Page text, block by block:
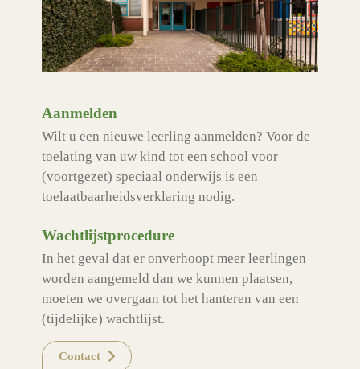
Aanmelden
Wilt u een nieuwe leerling aanmelden? Voor de
toelating van uw kind tot een school voor
(voortgezet) speciaal onderwijs is een
toelaatbaarheidsverklaring nodig.
Wachtlijstprocedure
In het geval dat er onverhoopt meer leerlingen
worden aangemeld dan we kunnen plaatsen,
moeten we overgaan tot het hanteren van een
(tijdelijke) wachtlijst.
Contact